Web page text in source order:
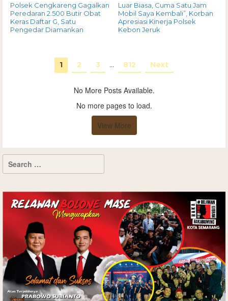
Polsek Cengkareng Gagalkan
Peredaran 2.500 Butir Obat
Keras Daftar G, Satu
Pengedar Diamankan
Luar Biasa, Cuma Satu Jam
Mobil Saya Kembali”, Korban
Apresiasi Kinerja Polsek
Kebon Jeruk
1 2 3 … 812 Next
No More Posts Available.
No more pages to load.
View More